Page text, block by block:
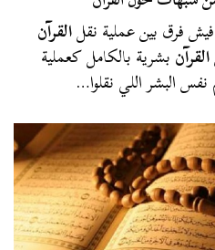
فرق بين عملية نقلالقرآن
القرآنبشرية بالكامل كعملية
البشر اللي نقلوا…